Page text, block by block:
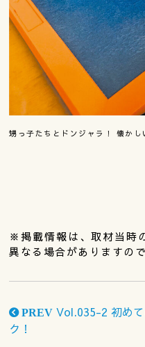
甥っ子たちとドンジャラ！ 懐かし
※掲載情報は、取材当時
異なる場合がありますの
PREV Vol.035-2 初め
ク！